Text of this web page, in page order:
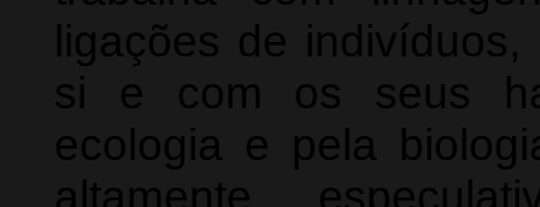
ligações de
si e com os seus
ecologia e pela
altamente